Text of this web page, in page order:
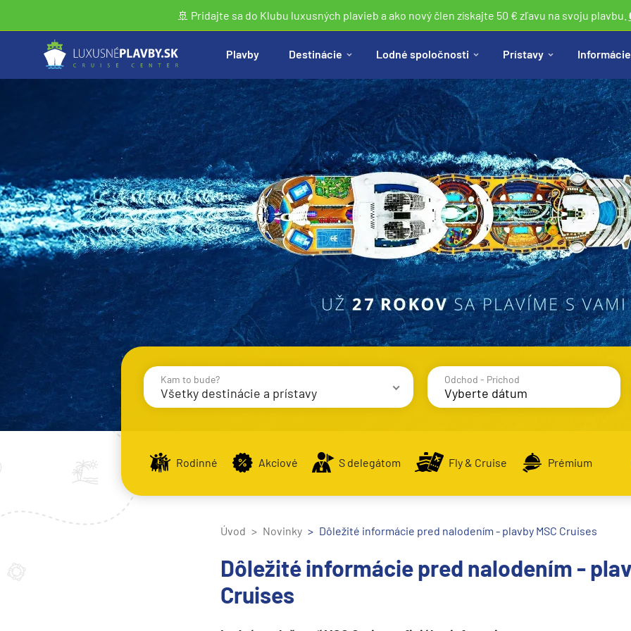
🚢 Pridajte sa do Klubu luxusných plavieb a ako nový člen získajte 50 € zľavu na svoju plavbu.
Plavby Destinácie Lodné spoločnosti Prístavy Informácie
Vyhľadať
Kam to bude?
Všetky destinácie a prístavy
Stredomorie
Východné Stredomorie
Západné Stredomorie
Odchod - Príchod
Rodinné Akciové S delegátom Fly & Cruise Prémium
Úvod Novinky Dôležité informácie pred nalodením - plavby MSC Cruises
Dôležité informácie pred nalodením -
Cruises